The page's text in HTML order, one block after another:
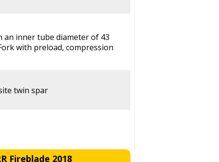
an inner tube diameter of 43
with preload, compression
twin spar
Fireblade 2018